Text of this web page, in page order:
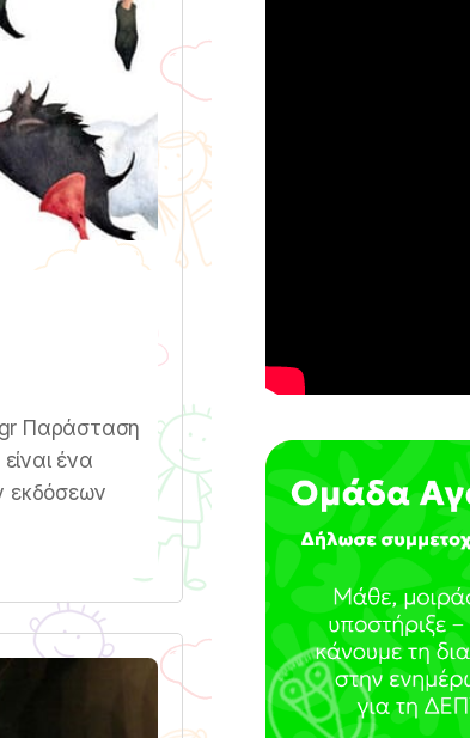
Παράσταση
ένα
εκδόσεων